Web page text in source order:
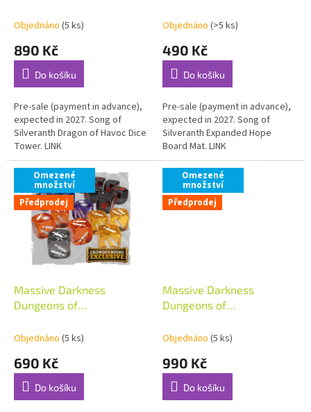
Objednáno (5 ks)
890 Kč
Do košíku
Pre-sale (payment in advance),
expected in 2027. Song of
Silveranth Dragon of Havoc Dice
Tower. LINK
Objednáno (>5 ks)
490 Kč
Do košíku
Pre-sale (payment in advance),
expected in 2027. Song of
Silveranth Expanded Hope
Board Mat. LINK
Omezené
množství
Předprodej
Massive Darkness
Dungeons of
Shadowreach Clear Dice
ENG
Objednáno (5 ks)
690 Kč
Do košíku
Omezené
množství
Předprodej
Massive Darkness
Dungeons of
Clear Dice Set Gamefound
Objednáno (5 ks)
990 Kč
Do košíku